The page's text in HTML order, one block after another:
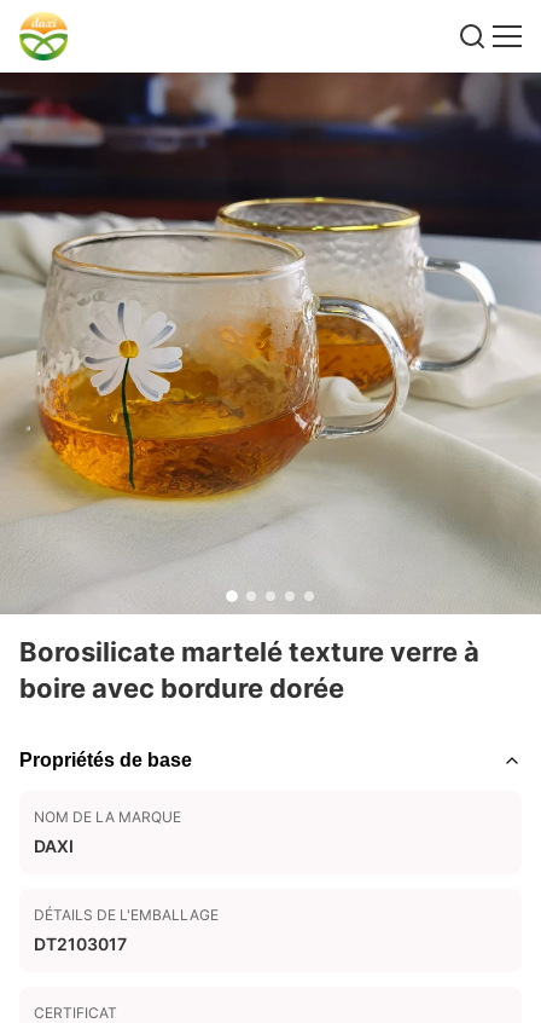
Borosilicate martelé texture verre à
boire avec bordure dorée
Propriétés de base
NOM DE LA MARQUE
DAXI
DÉTAILS DE L'EMBALLAGE
DT2103017
CERTIFICAT